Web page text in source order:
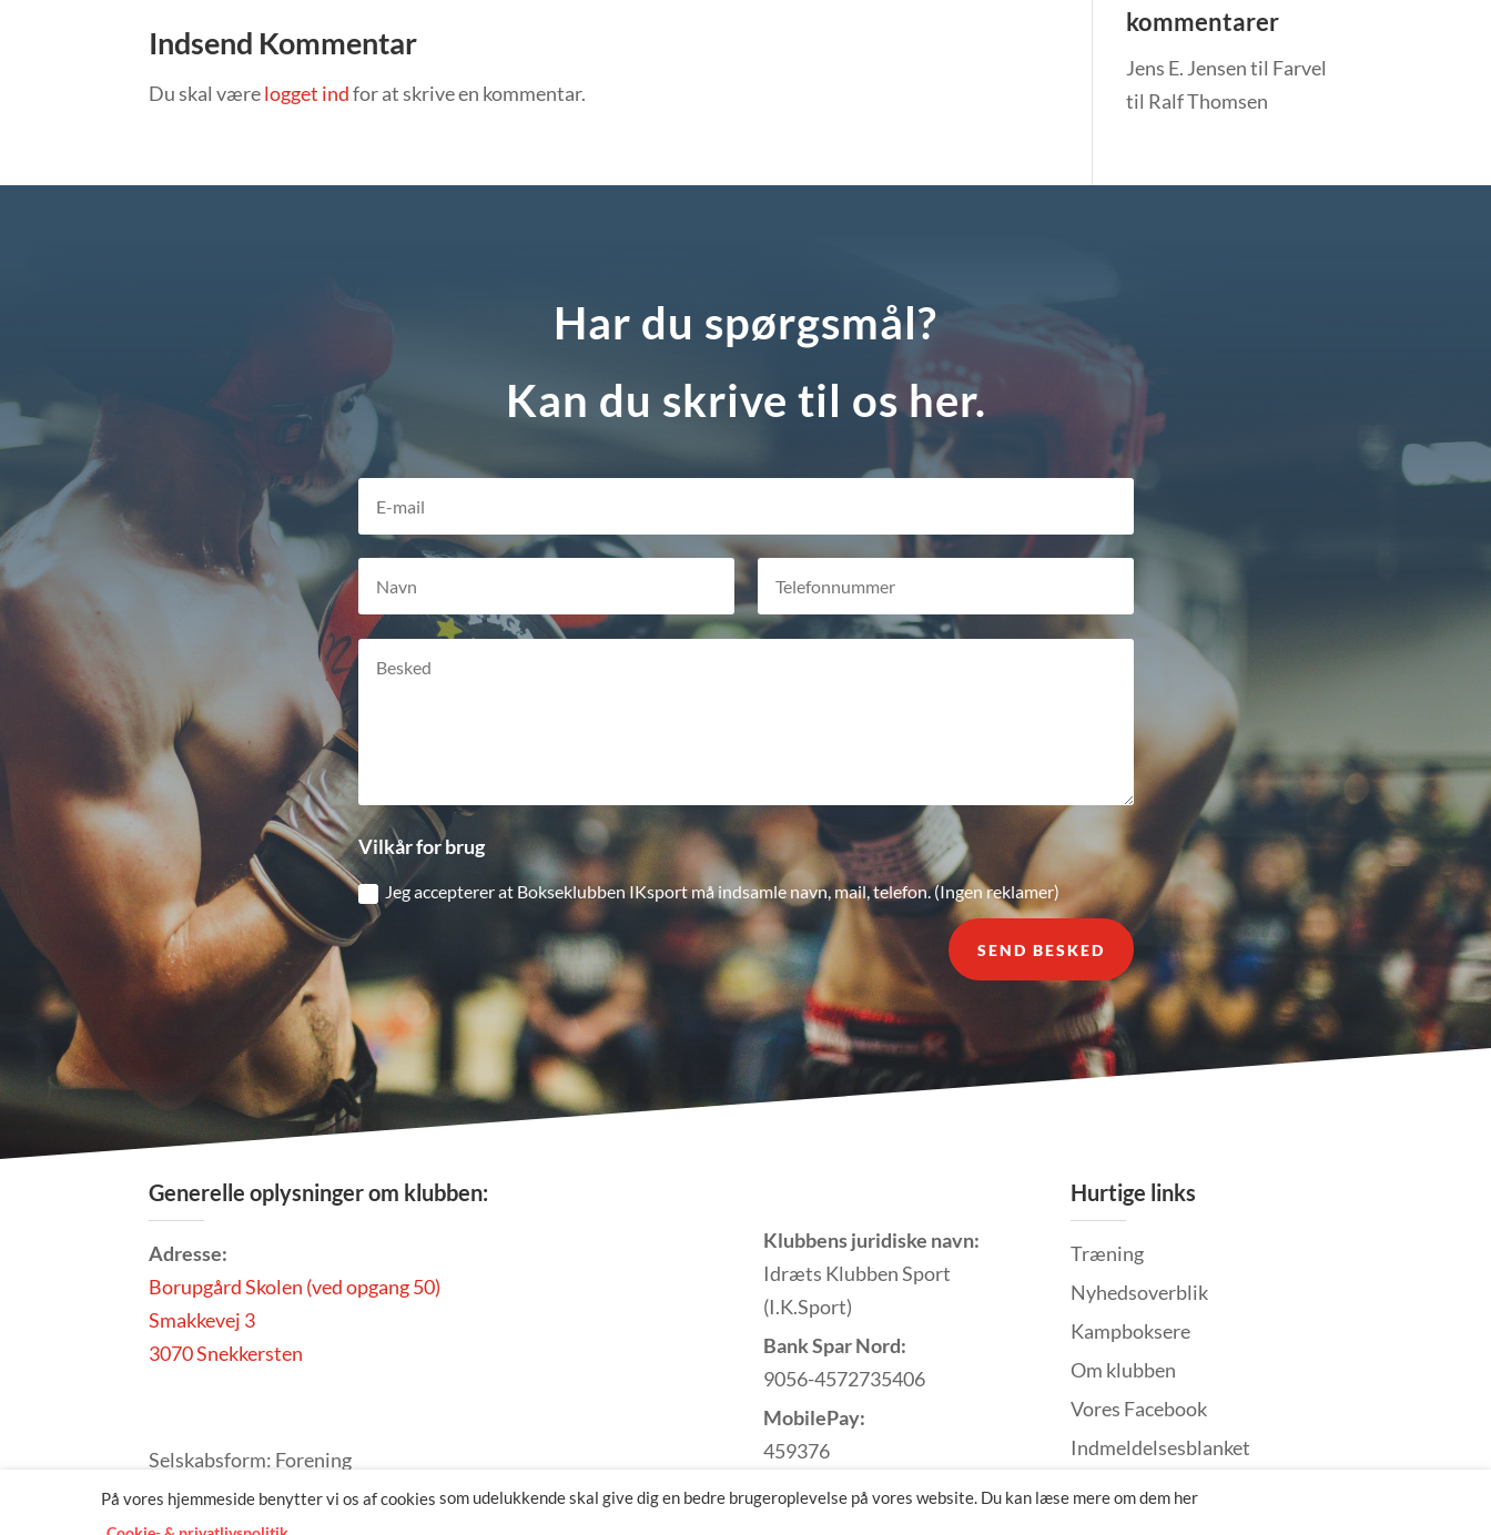
Indsend Kommentar
Du skal værelogget indfor at skrive en kommentar.
kommentarer
Jens E. Jensentil Farvel
til Ralf Thomsen
Har du spørgsmål?
Kan du skrive til os her.
Vilkår for brug
Jeg accepterer at Bokseklubben IKsport må indsamle navn, mail, telefon. (Ingen reklamer)
SEND BESKED
Generelle oplysninger om klubben:
Adresse:
Borupgård Skolen (ved opgang 50)
Smakkevej 3
3070 Snekkersten
Selskabsform: Forening
CVR-nummer: 30 48 05 89
Klubbens juridiske navn:
Idræts Klubben Sport
(I.K.Sport)
Bank Spar Nord:
9056-4572735406
MobilePay:
459376
Hurtige links
Træning
Nyhedsoverblik
Kampboksere
Om klubben
Vores Facebook
Indmeldelsesblanket
På vores hjemmeside benytter vi os af cookies som udelukkende skal give dig en bedre brugeroplevelse på vores website. Du kan læse mere om dem her